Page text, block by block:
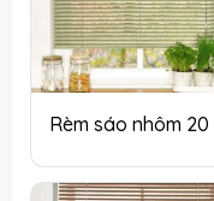
Rèm sáo nhôm 20